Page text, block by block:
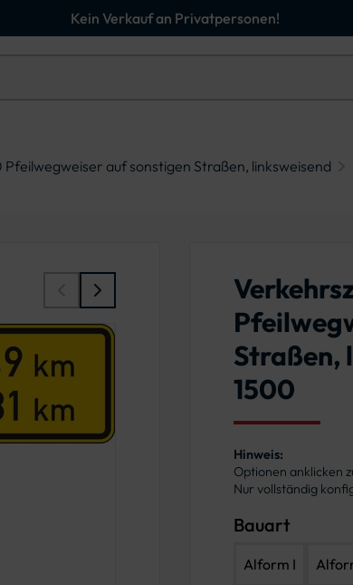
Kein Verkauf an Privatpersonen!
Pfeilwegweiser auf sonstigen Straßen, linksweisend
Straßen,
1500
Hinweis:
Optionen anklicken
Nur vollständig
Bauart
Alform I